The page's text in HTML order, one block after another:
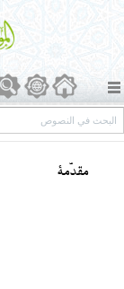
مقدّمة